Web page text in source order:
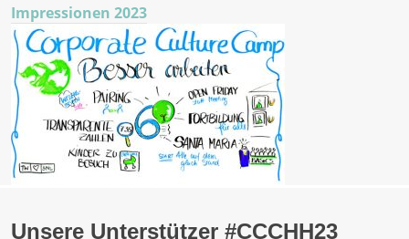
Impressionen 2023
Unsere Unterstützer #CCCHH23